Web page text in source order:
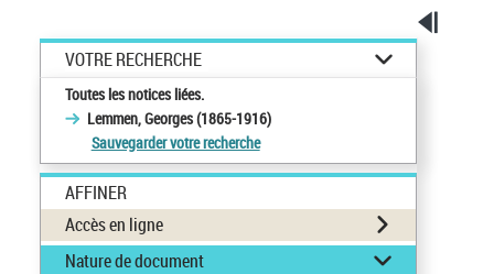
VOTRE RECHERCHE
Toutes les notices liées.
Lemmen, Georges (1865-1916)
Sauvegarder votre recherche
AFFINER
Accès en ligne
Nature de document